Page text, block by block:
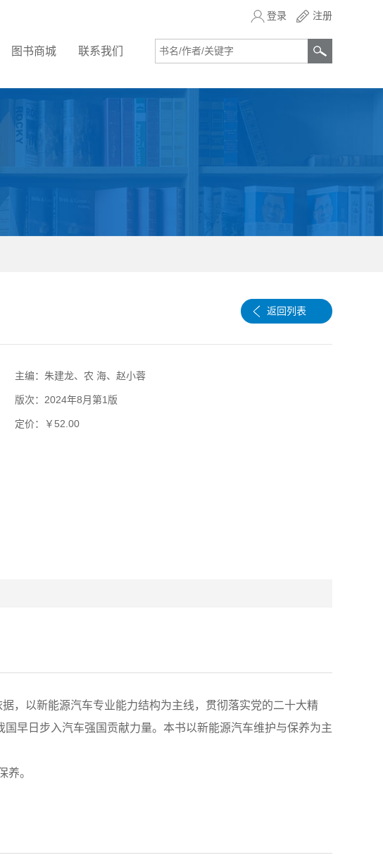
图书商城 联系我们
登录 注册
返回列表
主编：朱建龙、农 海、赵小蓉
版次：2024年8月第1版
定价：￥52.00
，以新能源汽车专业能力结构为主线，贯彻落实党的二十大精
早日步入汽车强国贡献力量。本书以新能源汽车维护与保养为主
养。